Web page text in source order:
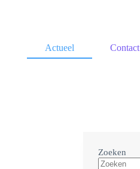
Actueel Contact
Zoeken